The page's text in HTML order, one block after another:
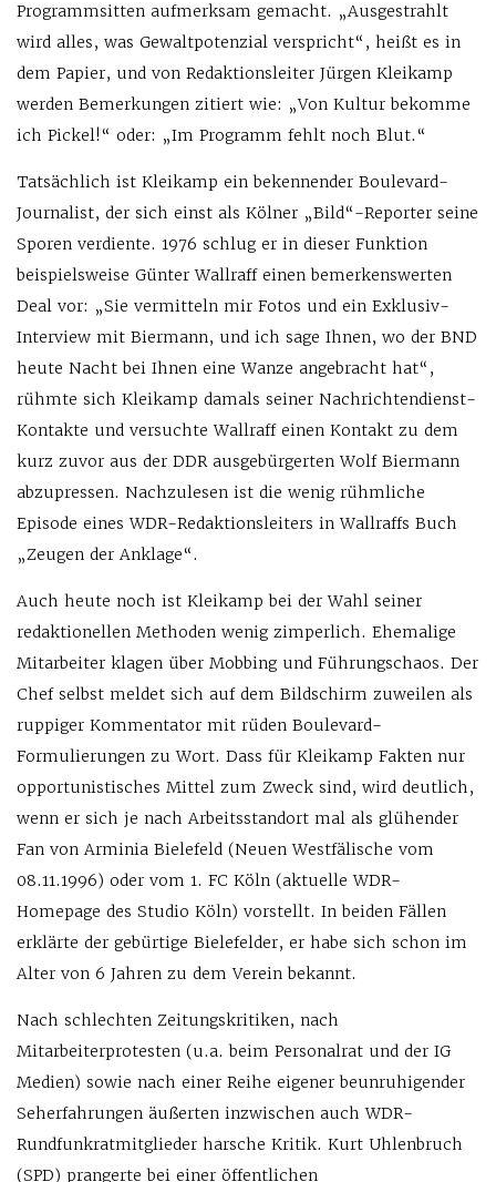
Programmsitten aufmerksam gemacht. „Ausgestrahlt
wird alles, was Gewaltpotenzial verspricht“, heißt es in
dem Papier, und von Redaktionsleiter Jürgen Kleikamp
werden Bemerkungen zitiert wie: „Von Kultur bekomme
ich Pickel!“ oder: „Im Programm fehlt noch Blut.“
Tatsächlich ist Kleikamp ein bekennender Boulevard-
Journalist, der sich einst als Kölner „Bild“-Reporter seine
Sporen verdiente. 1976 schlug er in dieser Funktion
beispielsweise Günter Wallraff einen bemerkenswerten
Deal vor: „Sie vermitteln mir Fotos und ein Exklusiv-
Interview mit Biermann, und ich sage Ihnen, wo der BND
heute Nacht bei Ihnen eine Wanze angebracht hat“,
rühmte sich Kleikamp damals seiner Nachrichtendienst-
Kontakte und versuchte Wallraff einen Kontakt zu dem
kurz zuvor aus der DDR ausgebürgerten Wolf Biermann
abzupressen. Nachzulesen ist die wenig rühmliche
Episode eines WDR-Redaktionsleiters in Wallraffs Buch
„Zeugen der Anklage“.
Auch heute noch ist Kleikamp bei der Wahl seiner
redaktionellen Methoden wenig zimperlich. Ehemalige
Mitarbeiter klagen über Mobbing und Führungschaos. Der
Chef selbst meldet sich auf dem Bildschirm zuweilen als
ruppiger Kommentator mit rüden Boulevard-
Formulierungen zu Wort. Dass für Kleikamp Fakten nur
opportunistisches Mittel zum Zweck sind, wird deutlich,
wenn er sich je nach Arbeitsstandort mal als glühender
Fan von Arminia Bielefeld (Neuen Westfälische vom
08.11.1996) oder vom 1. FC Köln (aktuelle WDR-
Homepage des Studio Köln) vorstellt. In beiden Fällen
erklärte der gebürtige Bielefelder, er habe sich schon im
Alter von 6 Jahren zu dem Verein bekannt.
Nach schlechten Zeitungskritiken, nach
Mitarbeiterprotesten (u.a. beim Personalrat und der IG
Medien) sowie nach einer Reihe eigener beunruhigender
Seherfahrungen äußerten inzwischen auch WDR-
Rundfunkratmitglieder harsche Kritik. Kurt Uhlenbruch
(SPD) prangerte bei einer öffentlichen